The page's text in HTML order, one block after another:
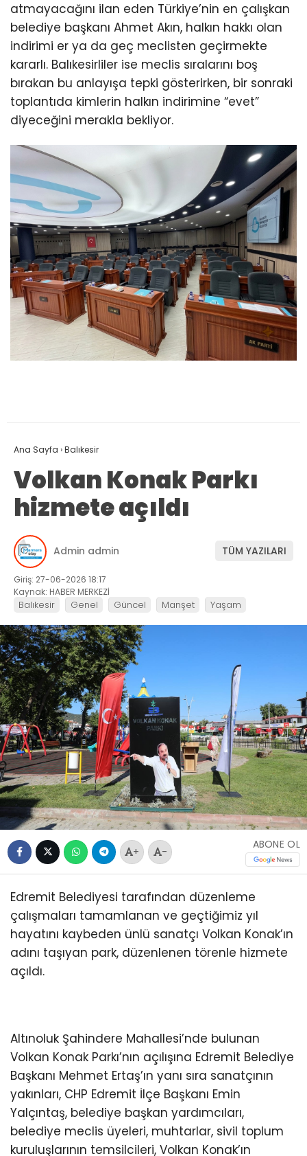
atmayacağını ilan eden Türkiye’nin en çalışkan
belediye başkanı Ahmet Akın, halkın hakkı olan
indirimi er ya da geç meclisten geçirmekte
kararlı. Balıkesirliler ise meclis sıralarını boş
bırakan bu anlayışa tepki gösterirken, bir sonraki
toplantıda kimlerin halkın indirimine “evet”
diyeceğini merakla bekliyor.
Ana Sayfa ›Balıkesir
Volkan Konak Parkı
hizmete açıldı
Admin admin TÜM YAZILARI
Giriş: 27-06-2026 18:17
Kaynak: HABER MERKEZİ
Balıkesir Genel Güncel Manşet Yaşam
+ -
ABONE OL
Edremit Belediyesi tarafından düzenleme
çalışmaları tamamlanan ve geçtiğimiz yıl
hayatını kaybeden ünlü sanatçı Volkan Konak’ın
adını taşıyan park, düzenlenen törenle hizmete
açıldı.
Altınoluk Şahindere Mahallesi’nde bulunan
Volkan Konak Parkı’nın açılışına Edremit Belediye
Başkanı Mehmet Ertaş’ın yanı sıra sanatçının
yakınları, CHP Edremit İlçe Başkanı Emin
Yalçıntaş, belediye başkan yardımcıları,
belediye meclis üyeleri, muhtarlar, sivil toplum
kuruluşlarının temsilcileri, Volkan Konak’ın